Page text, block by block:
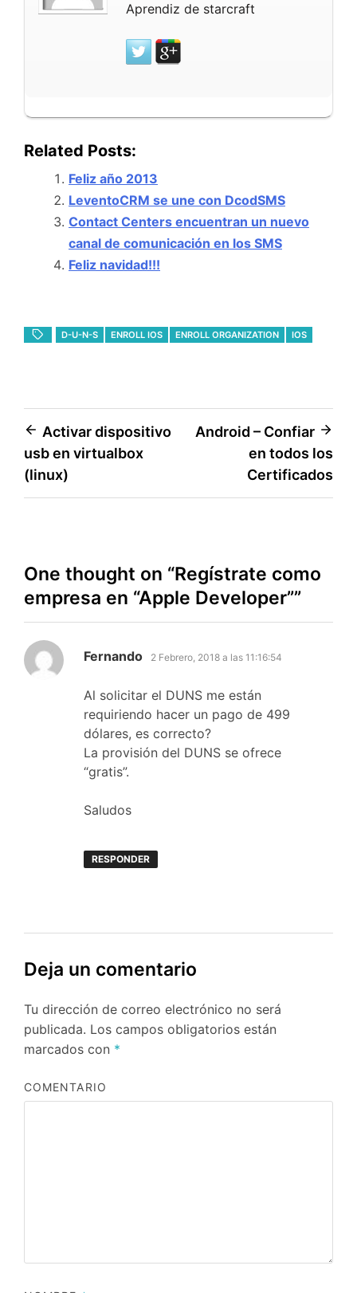
Aprendiz de starcraft
Related Posts:
Feliz año 2013
LeventoCRM se une con DcodSMS
Contact Centers encuentran un nuevo
canal de comunicación en los SMS
Feliz navidad!!!
D-U-N-S ENROLL IOS ENROLL ORGANIZATION IOS
Navegación
de
entradas
Activar dispositivo
usb en virtualbox
(linux)
Android – Confiar
en todos los
Certificados
One thought on “Regístrate como
empresa en “Apple Developer””
Fernando dice:
2 Febrero, 2018 a las 11:16:54
Al solicitar el DUNS me están
requiriendo hacer un pago de 499
dólares, es correcto?
La provisión del DUNS se ofrece
“gratis”.
Saludos
RESPONDER
Deja un comentario
Tu dirección de correo electrónico no será
publicada. Los campos obligatorios están
marcados con *
COMENTARIO